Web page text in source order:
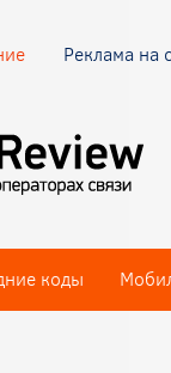
Реклама на
коды